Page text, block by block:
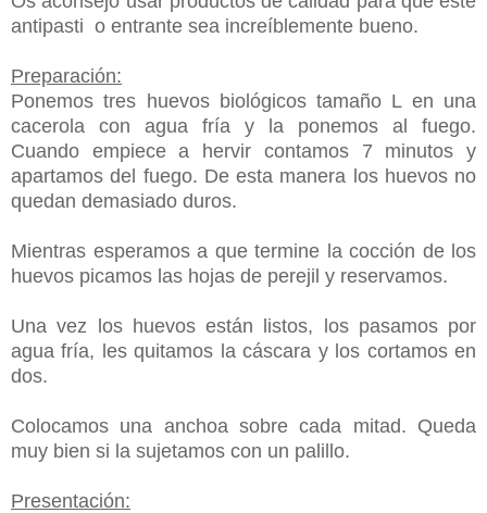
antipasti o entrante sea increíblemente bueno.
Preparación:
Ponemos tres huevos biológicos tamaño L en una
cacerola con agua fría y la ponemos al fuego.
Cuando empiece a hervir contamos 7 minutos y
apartamos del fuego. De esta manera los huevos no
quedan demasiado duros.
Mientras esperamos a que termine la cocción de los
huevos picamos las hojas de perejil y reservamos.
Una vez los huevos están listos, los pasamos por
agua fría, les quitamos la cáscara y los cortamos en
dos.
Colocamos una anchoa sobre cada mitad. Queda
muy bien si la sujetamos con un palillo.
Presentación: